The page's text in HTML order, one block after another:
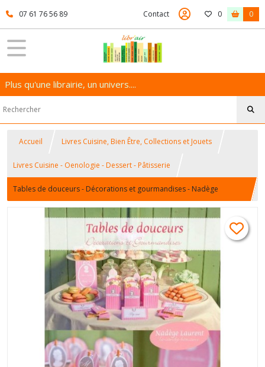
07 61 76 56 89 Contact 0 0
Plus qu'une librairie, un univers....
Accueil Livres Cuisine, Bien Être, Collections et Jouets
Livres Cuisine - Oenologie - Dessert - Pâtisserie
Tables de douceurs - Décorations et gourmandises - Nadège
Laurent - Créapassions.com - 9782814101845